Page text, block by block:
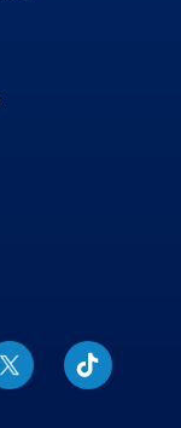
T
i
k